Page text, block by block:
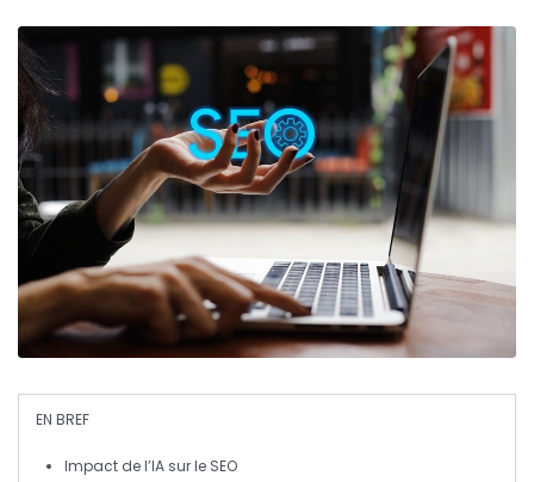
EN BREF
Impact de l’IA sur le SEO